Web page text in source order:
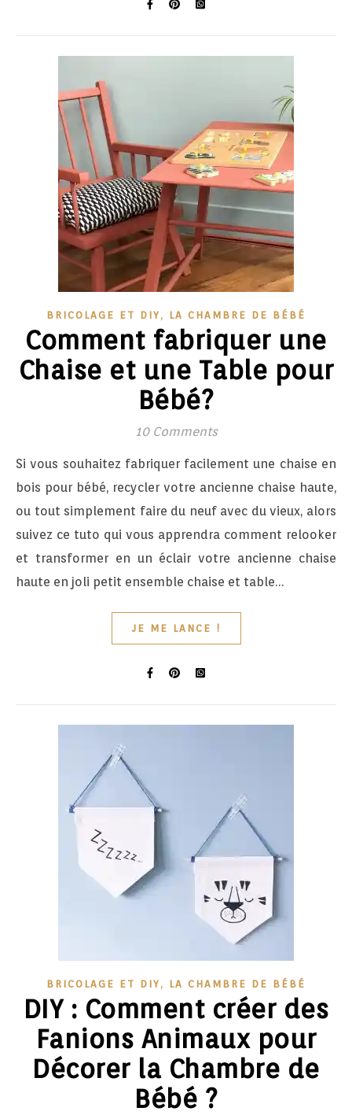
BRICOLAGE ET DIY , LA CHAMBRE DE BÉBÉ
Comment fabriquer une
Chaise et une Table pour
Bébé?
10 Comments
Si vous souhaitez fabriquer facilement une chaise en
bois pour bébé, recycler votre ancienne chaise haute,
ou tout simplement faire du neuf avec du vieux, alors
suivez ce tuto qui vous apprendra comment relooker
et transformer en un éclair votre ancienne chaise
haute en joli petit ensemble chaise et table…
JE ME LANCE !
BRICOLAGE ET DIY , LA CHAMBRE DE BÉBÉ
DIY : Comment créer des
Fanions Animaux pour
Décorer la Chambre de
Bébé ?